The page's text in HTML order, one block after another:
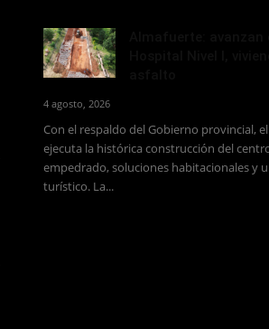
4 agosto, 2026
Con el respaldo del Gobierno provincial,
ejecuta la histórica construcción del
empedrado, soluciones habitacionales y
turístico. La...